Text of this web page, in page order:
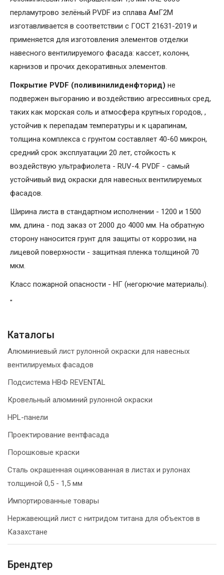
перламутрово зелёный PVDF из сплава АмГ2М
изготавливается в соответствии с ГОСТ 21631-2019 и
применяется для изготовления элементов отделки
навесного вентилируемого фасада: кассет, колонн,
карнизов и прочих декоративных элементов.
Покрытие PVDF (поливинилиденфторид) не
подвержен выгоранию и воздействию агрессивных сред,
таких как морская соль и атмосфера крупных городов, ,
устойчив к перепадам температуры и к царапинам,
толщина комплекса с грунтом составляет 40-60 микрон,
средний срок эксплуатации 20 лет, стойкость к
воздействую ультрафиолета - RUV-4. PVDF - самый
устойчивый вид окраски для навесных вентилируемых
фасадов.
Ширина листа в стандартном исполнении - 1200 и 1500
мм, длина - под заказ от 2000 до 4000 мм. На обратную
сторону наносится грунт для защиты от коррозии, на
лицевой поверхности - защитная пленка толщиной 70
мкм.
Класс пожарной опасности - НГ (негорючие материалы).
"
Каталогы
Алюминиевый лист рулонной окраски для навесных
вентилируемых фасадов
Подсистема НВФ REVENTAL
Кровельный алюминий рулонной окраски
HPL-панели
Проектирование вентфасада
Порошковые краски
Сталь окрашенная оцинкованная в листах и рулонах
толщиной 0,5 - 1,5 мм
Импортированные товары
Нержавеющий лист с нитридом титана для объектов в
Казахстане
Брендтер